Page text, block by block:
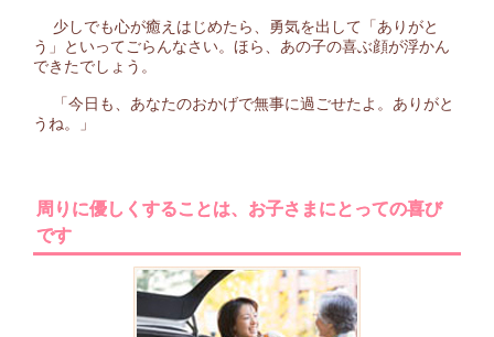
少しでも心が癒えはじめたら、勇気を出して「ありがと
う」といってごらんなさい。ほら、あの子の喜ぶ顔が浮かん
できたでしょう。
「今日も、あなたのおかげで無事に過ごせたよ。ありがと
うね。」
周りに優しくすることは、お子さまにとっての喜び
です